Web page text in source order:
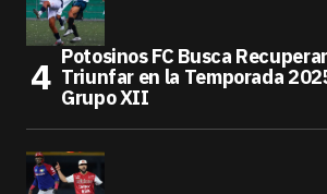
Potosinos FC Busca
Triunfar en la Temporada
Grupo XII